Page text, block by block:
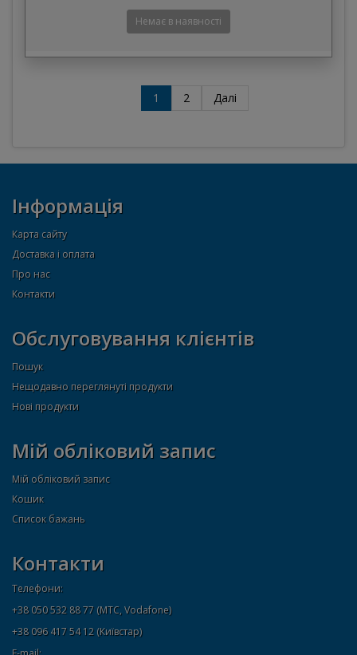
1 2 Далі
Інформація
Карта сайту
Доставка і оплата
Про нас
Контакти
Обслуговування клієнтів
Пошук
Нещодавно переглянуті продукти
Нові продукти
Мій обліковий запис
Мій обліковий запис
Кошик
Список бажань
Контакти
Телефони:
+38 050 532 88 77 (МТС, Vodafone)
+38 096 417 54 12 (Київстар)